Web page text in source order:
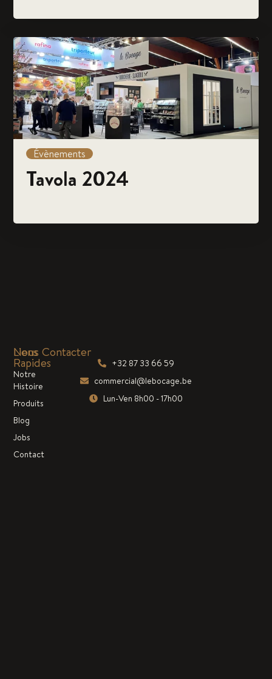
Évènements
Tavola 2024
Liens
Rapides
Notre
Histoire
Produits
Blog
Jobs
Contact
Nous Contacter
+32 87 33 66 59
commercial@lebocage.be
Lun-Ven 8h00 - 17h00